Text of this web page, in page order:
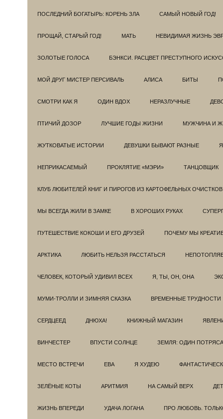
ПОСЛЕДНИЙ БОГАТЫРЬ: КОРЕНЬ ЗЛА САМЫЙ НОВЫЙ ГОД!
ПРОЩАЙ, СТАРЫЙ ГОД! МАТЬ НЕВИДИМАЯ ЖИЗНЬ
ЗОЛОТЫЕ ГОЛОСА БЭНКСИ. РАСЦВЕТ ПРЕСТУПНОГО
МОЙ ДРУГ МИСТЕР ПЕРСИВАЛЬ АЛИСА БИТЫ
СМОТРИ КАК Я ОДИН ВДОХ НЕРАЗЛУЧНЫЕ
ПТИЧИЙ ДОЗОР ЛУЧШИЕ ГОДЫ ЖИЗНИ МУЖЧИНА И
ЖУТКОВАТЫЕ ИСТОРИИ ДЕВУШКИ БЫВАЮТ РАЗНЫЕ
НЕПРИКАСАЕМЫЙ ПРОКЛЯТИЕ «МЭРИ» ТАНЦОВЩИК
КЛУБ ЛЮБИТЕЛЕЙ КНИГ И ПИРОГОВ ИЗ КАРТОФЕЛЬНЫХ ОЧИСТКОВ
МЫ ВСЕГДА ЖИЛИ В ЗАМКЕ В ХОРОШИХ РУКАХ
ПУТЕШЕСТВИЕ КОКОШИ И ЕГО ДРУЗЕЙ ПОЧЕМУ МЫ
АРКТИКА ЛЮБИТЬ НЕЛЬЗЯ РАССТАТЬСЯ
ЧЕЛОВЕК, КОТОРЫЙ УДИВИЛ ВСЕХ Я, ТЫ, ОН, ОНА
МУМИ-ТРОЛЛИ И ЗИМНЯЯ СКАЗКА ВРЕМЕННЫЕ ТРУДНОСТИ
СЕРДЦЕЕД ДНЮХА! КНИЖНЫЙ МАГАЗИН
ВИНЧЕСТЕР ВПУСТИ СОЛНЦЕ ЗЕМЛЯ: ОДИН
МЕСТО ВСТРЕЧИ ЕВА Я ХУДЕЮ
ЗЕЛЁНЫЕ КОТЫ АРИТМИЯ НА САМЫЙ ВЕРХ
ЖИЗНЬ ВПЕРЕДИ УДАЧА ЛОГАНА ПРО ЛЮБОВЬ.